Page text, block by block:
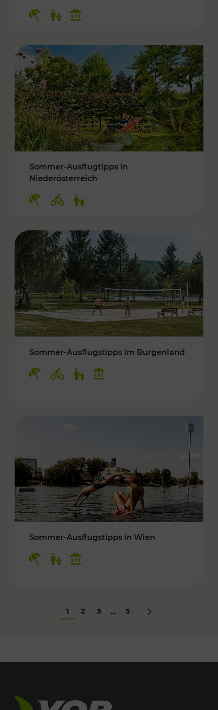
Sommer-Ausflugtipps in
Niederösterreich
Sommer-Ausflugstipps im Burgenland
Sommer-Ausflugstipps in Wien
1 2 3 ... 5 Nächstes